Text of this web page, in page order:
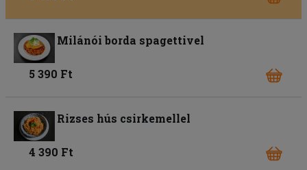
Milánói borda spagettivel
5 390 Ft
Rizses hús csirkemellel
4 390 Ft